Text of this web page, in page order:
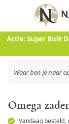
Actie: Super Bulk
Ga naar de inhoud
Omega
Vandaag besteld,